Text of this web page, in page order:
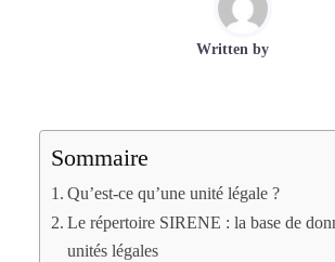
Written by
Sommaire
Qu’est-ce qu’une unité légale ?
Le répertoire SIRENE : la base de
unités légales